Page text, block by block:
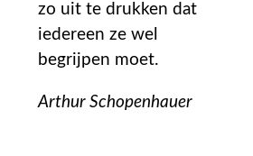
zo uit te drukken dat
iedereen ze wel
begrijpen moet.
Arthur Schopenhauer